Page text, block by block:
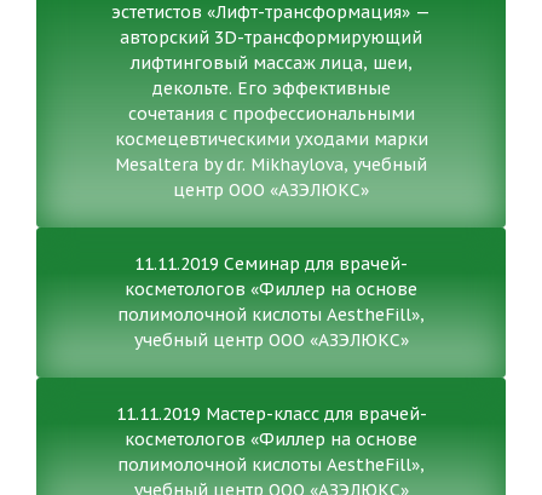
эстетистов «Лифт-трансформация» —
авторский 3D-трансформирующий
лифтинговый массаж лица, шеи,
декольте. Его эффективные
сочетания с профессиональными
космецевтическими уходами марки
Mesaltera by dr. Mikhaylova, учебный
центр ООО «АЗЭЛЮКС»
11.11.2019 Семинар для врачей-
косметологов «Филлер на основе
полимолочной кислоты AestheFill»,
учебный центр ООО «АЗЭЛЮКС»
11.11.2019 Мастер-класс для врачей-
косметологов «Филлер на основе
полимолочной кислоты AestheFill»,
учебный центр ООО «АЗЭЛЮКС»